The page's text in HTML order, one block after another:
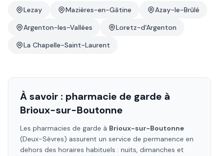
Lezay Mazières-en-Gâtine
Azay-le-Brûlé
Argenton-les-Vallées
Loretz-d'Argenton
La Chapelle-Saint-Laurent
À savoir : pharmacie de garde à
Brioux-sur-Boutonne
Les pharmacies de garde à Brioux-sur-Boutonne
(Deux-Sèvres) assurent un service de permanence en
dehors des horaires habituels : nuits, dimanches et